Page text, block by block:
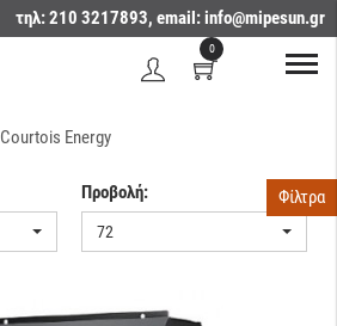
τηλ: 210 3217893, email:info@mipesun.gr
0
Courtois Energy
Φίλτρα
Προβολή:
72